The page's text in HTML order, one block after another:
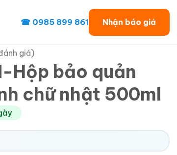
☎ 0985 899 861 Nhận báo giá
giá)
Hộp bảo quản
chữ nhật 500ml